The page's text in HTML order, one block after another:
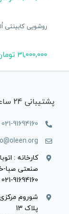
روشویی کابینتی
31,000,000
پشتیبانی 24 ساعته
021-91694160
کارخانه :
صنعتی صبا-
021-91694160
شوروم
پلاک 13